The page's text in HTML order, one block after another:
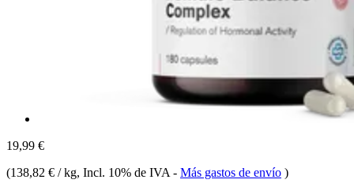
19,99 €
(138,82 € / kg, Incl. 10% de IVA - Más gastos de envío )